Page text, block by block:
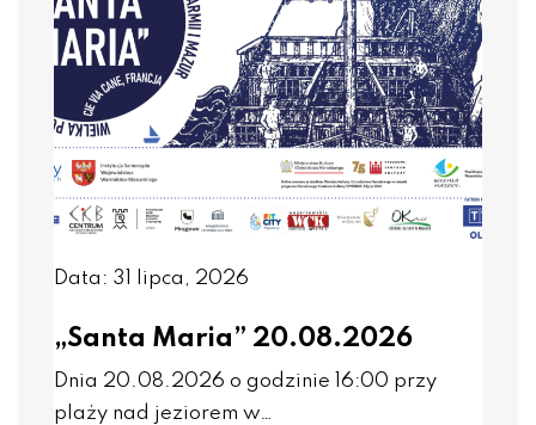
Data: 31 lipca, 2026
„Santa Maria” 20.08.2026
Dnia 20.08.2026 o godzinie 16:00 przy
plaży nad jeziorem w…